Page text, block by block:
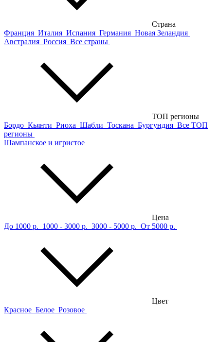
Страна
Франция Италия Испания Германия Новая Зеландия
Австралия Россия Все страны
ТОП регионы
Бордо Кьянти Риоха Шабли Тоскана Бургундия Все ТОП
регионы
Шампанское и игристое
Цена
До 1000 р. 1000 - 3000 р. 3000 - 5000 р. От 5000 р.
Цвет
Красное Белое Розовое